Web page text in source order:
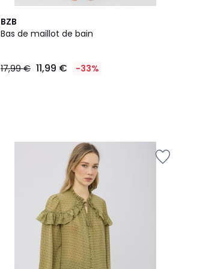
BZB
Bas de maillot de bain
17,99 € 11,99 € -33%